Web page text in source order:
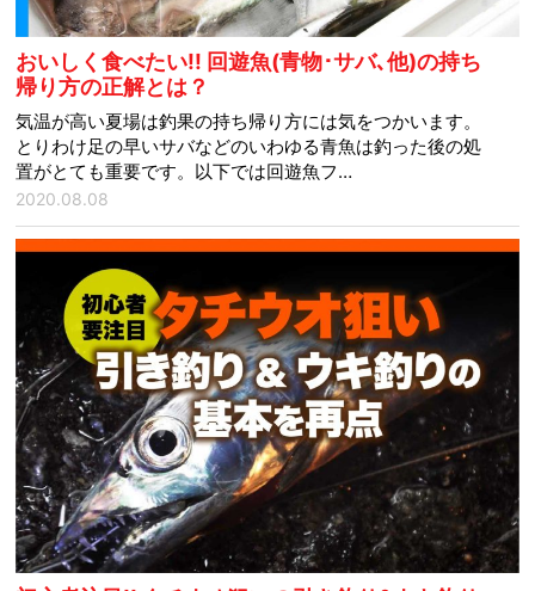
おいしく食べたい!! 回遊魚(青物･サバ､他)の持ち
帰り方の正解とは？
気温が高い夏場は釣果の持ち帰り方には気をつかいます。
とりわけ足の早いサバなどのいわゆる青魚は釣った後の処
置がとても重要です。以下では回遊魚フ…
2020.08.08